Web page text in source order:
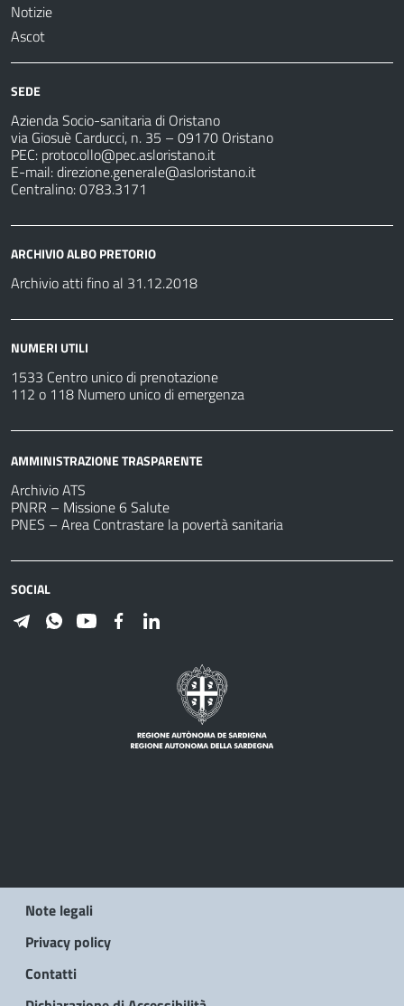
Notizie
Ascot
SEDE
Azienda Socio-sanitaria di Oristano
via Giosuè Carducci, n. 35 – 09170 Oristano
PEC: protocollo@pec.asloristano.it
E-mail:direzione.generale@asloristano.it
Centralino: 0783.3171
ARCHIVIO ALBO PRETORIO
Archivio atti fino al 31.12.2018
NUMERI UTILI
1533 Centro unico di prenotazione
112 o 118 Numero unico di emergenza
AMMINISTRAZIONE TRASPARENTE
Archivio ATS
PNRR – Missione 6 Salute
PNES – Area Contrastare la povertà sanitaria
SOCIAL
Note legali
Privacy policy
Contatti